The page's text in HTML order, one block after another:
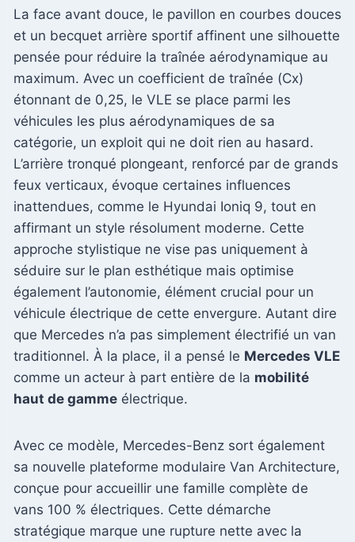
La face avant douce, le pavillon en courbes douces
et un becquet arrière sportif affinent une silhouette
pensée pour réduire la traînée aérodynamique au
maximum. Avec un coefficient de traînée (Cx)
étonnant de 0,25, le VLE se place parmi les
véhicules les plus aérodynamiques de sa
catégorie, un exploit qui ne doit rien au hasard.
L’arrière tronqué plongeant, renforcé par de grands
feux verticaux, évoque certaines influences
inattendues, comme le Hyundai Ioniq 9, tout en
affirmant un style résolument moderne. Cette
approche stylistique ne vise pas uniquement à
séduire sur le plan esthétique mais optimise
également l’autonomie, élément crucial pour un
véhicule électrique de cette envergure. Autant dire
que Mercedes n’a pas simplement électrifié un van
traditionnel. À la place, il a pensé le Mercedes VLE
comme un acteur à part entière de la mobilité
haut de gamme électrique.
Avec ce modèle, Mercedes-Benz sort également
sa nouvelle plateforme modulaire Van Architecture,
conçue pour accueillir une famille complète de
vans 100 % électriques. Cette démarche
stratégique marque une rupture nette avec la